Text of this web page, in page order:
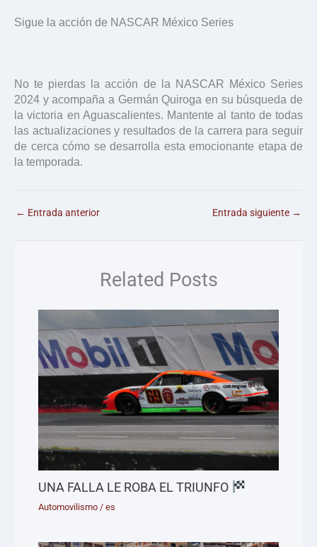
Sigue la acción de NASCAR México Series
No te pierdas la acción de la NASCAR México Series
2024 y acompaña a Germán Quiroga en su búsqueda de
la victoria en Aguascalientes. Mantente al tanto de todas
las actualizaciones y resultados de la carrera para seguir
de cerca cómo se desarrolla esta emocionante etapa de
la temporada.
← Entrada anterior Entrada siguiente →
Related Posts
UNA FALLA LE ROBA EL TRIUNFO
Automovilismo /es